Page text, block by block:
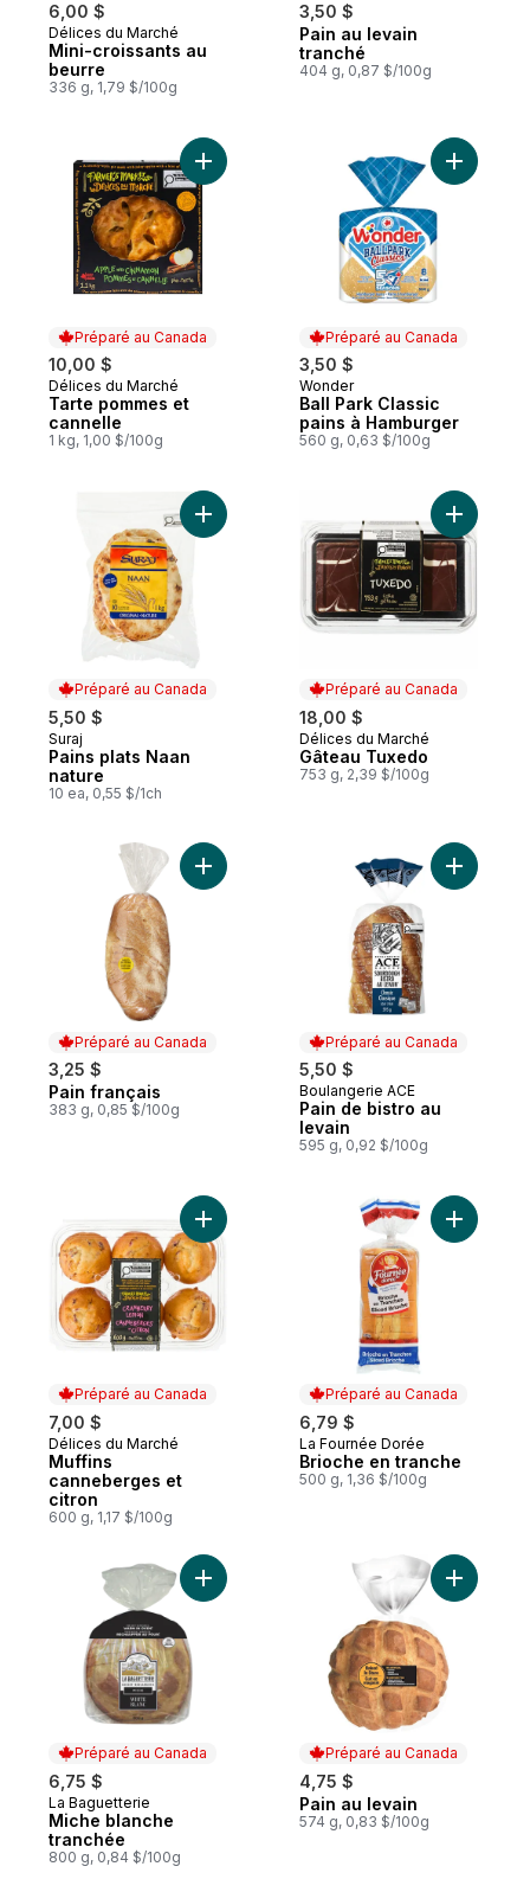
6,00 $
Préparé au Canada
Délices du Marché
Mini-croissants au
beurre
336 g, 1,79 $/100g
3,50 $
Préparé au Canada
Pain au levain
tranché
404 g, 0,87 $/100g
Préparé au Canada
10,00 $
Préparé au Canada
Délices du Marché
Tarte pommes et
cannelle
1 kg, 1,00 $/100g
Ajouter Tarte pommes et cannelle au
Préparé au Canada
3,50 $
Préparé au Canada
Wonder
Ball Park Classic
pains à Hamburger
560 g, 0,63 $/100g
Ajouter
Préparé au Canada
5,50 $
Préparé au Canada
Suraj
Pains plats Naan
nature
10 ea, 0,55 $/1ch
Ajouter Pains plats Naan nature au panier
Préparé au Canada
18,00 $
Préparé au Canada
Délices du Marché
Gâteau Tuxedo
753 g, 2,39 $/100g
Ajouter
Préparé au Canada
3,25 $
Préparé au Canada
Pain français
383 g, 0,85 $/100g
Ajouter Pain français au panier
Préparé au Canada
5,50 $
Préparé au Canada
Boulangerie ACE
Pain de bistro au
levain
595 g, 0,92 $/100g
Ajouter
Préparé au Canada
7,00 $
Préparé au Canada
Délices du Marché
Muffins
canneberges et
citron
600 g, 1,17 $/100g
Ajouter Muffins canneberges et citron au
Préparé au Canada
6,79 $
Préparé au Canada
La Fournée Dorée
Brioche en tranche
500 g, 1,36 $/100g
Ajouter
Préparé au Canada
6,75 $
Préparé au Canada
La Baguetterie
Miche blanche
tranchée
800 g, 0,84 $/100g
Ajouter Miche blanche tranchée au panier
Préparé au Canada
4,75 $
Préparé au Canada
Pain au levain
574 g, 0,83 $/100g
Ajouter